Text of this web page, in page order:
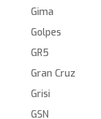
Gima
Golpes
GR5
Gran Cruz
Grisi
GSN